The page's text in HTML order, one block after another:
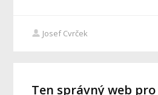
Josef Cvrček
Ten správný web